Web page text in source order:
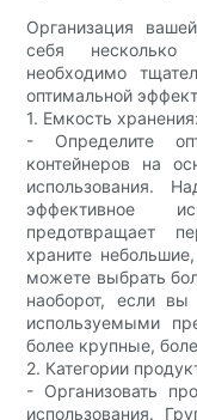
Организация
себя несколько
необходимо
оптимальной
1. Емкость хранения:
- Определите
контейнеров на
использования.
эффективное
предотвращает
храните
можете выбрать
наоборот, если
используемыми
более крупные,
2. Категории
- Организовать
использования.